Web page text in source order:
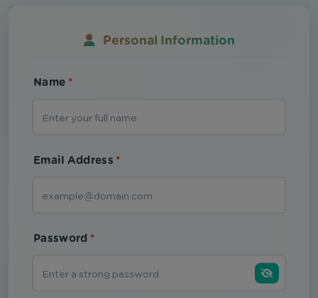
Personal Information
Name*
Email Address*
Password *